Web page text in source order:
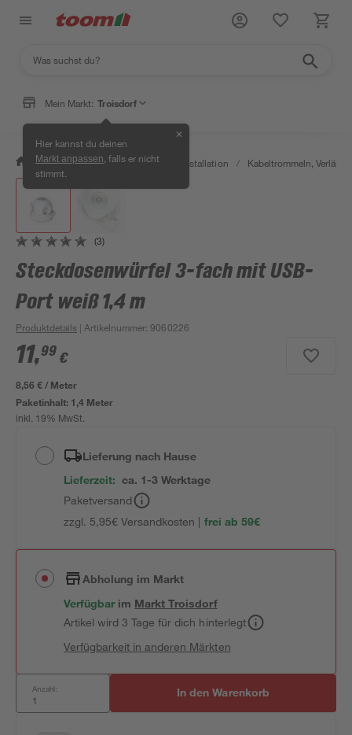
Mein Markt: Troisdorf
Hier kannst du deinen
Markt anpassen , falls er nicht
stimmt.
✕
/ Bauen & Renovieren / Elektroinstallation / Kabeltrommeln,
(3)
Steckdosenwürfel 3-fach mit USB-
Port weiß 1,4 m
Produktdetails | Artikelnummer:9060226
11,99 €
8,56 € / Meter
Paketinhalt: 1,4 Meter
inkl. 19% MwSt.
Lieferung nach Hause
Lieferzeit: ca. 1-3 Werktage
Paketversand
zzgl. 5,95€ Versandkosten | frei ab 59€
Abholung im Markt
Verfügbar im MarktTroisdorf
Artikel wird 3 Tage für dich hinterlegt
Verfügbarkeit in anderen Märkten
Anzahl: In den Warenkorb